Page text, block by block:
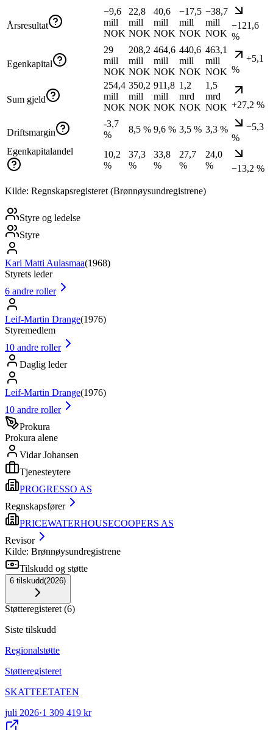
Årsresultat
−9,6
mill
NOK
22,8
mill
NOK
40,6
mill
NOK
−17,5
mill
NOK
−38,7
mill
NOK
−121,6
%
Egenkapital
29
mill
NOK
208,2
mill
NOK
464,6
mill
NOK
440,6
mill
NOK
463,1
mill
NOK
+5,1
%
Sum gjeld
254,4
mill
NOK
350,2
mill
NOK
911,8
mill
NOK
1,2
mrd
NOK
1,5
mrd
NOK +27,2 %
Driftsmargin
-3,7
%
8,5 % 9,6 % 3,5 % 3,3 %
−5,3
%
Egenkapitalandel
10,2
%
37,3
%
33,8
%
27,7
%
24,0
%
−13,2 %
Kilde: Regnskapsregisteret (Brønnøysundregistrene)
Styre og ledelse
Styre
Kari Matti Aulasmaa(1968)
Styrets leder
6 andre roller
Leif-Martin Drange(1976)
Styremedlem
10 andre roller
Daglig leder
Leif-Martin Drange(1976)
10 andre roller
Prokura
Prokura alene
Vidar Johansen
Tjenesteytere
PROGRESSO AS
Regnskapsfører
PRICEWATERHOUSECOOPERS AS
Revisor
Kilde: Brønnøysundregistrene
Tilskudd og støtte
6 tilskudd(2026)
Støtteregisteret (6)
Siste tilskudd
Regionalstøtte
Støtteregisteret
SKATTEETATEN
juli 2026·1 309 419 kr